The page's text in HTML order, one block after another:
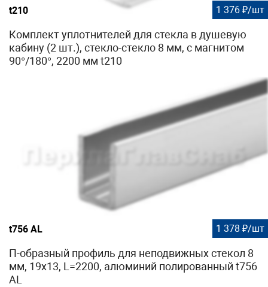
t210 1 376 ₽/шт
Комплект уплотнителей для стекла в душевую
кабину (2 шт.), стекло-стекло 8 мм, с магнитом
90°/180°, 2200 мм t210
t756 AL 1 378 ₽/шт
П-образный профиль для неподвижных стекол 8
мм, 19x13, L=2200, алюминий полированный t756
AL